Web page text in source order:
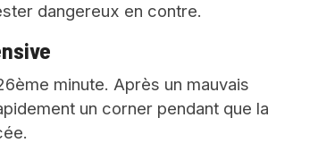
dangereux en contre.
minute. Après un mauvais
un corner pendant que la